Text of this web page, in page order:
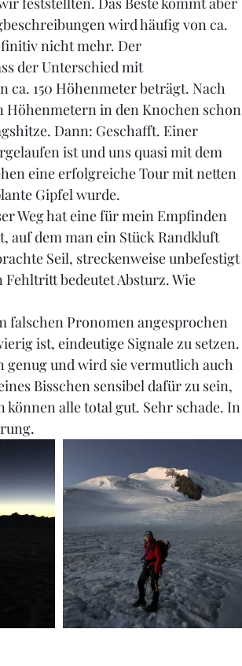
wird häufig von ca.
nicht mehr. Der
der Unterschied mit
ca. 150 Höhenmeter beträgt. Nach
Höhenmetern in den Knochen schon
Dann: Geschafft. Einer
ist und uns quasi mit dem
eine erfolgreiche Tour mit netten
Gipfel wurde.
Weg hat eine für mein Empfinden
auf dem man ein Stück Randkluft
Seil, streckenweise unbefestigt
bedeutet Absturz. Wie
falschen Pronomen angesprochen
ist, eindeutige Signale zu setzen.
und wird sie vermutlich auch
Bisschen sensibel dafür zu sein,
alle total gut. Sehr schade. In